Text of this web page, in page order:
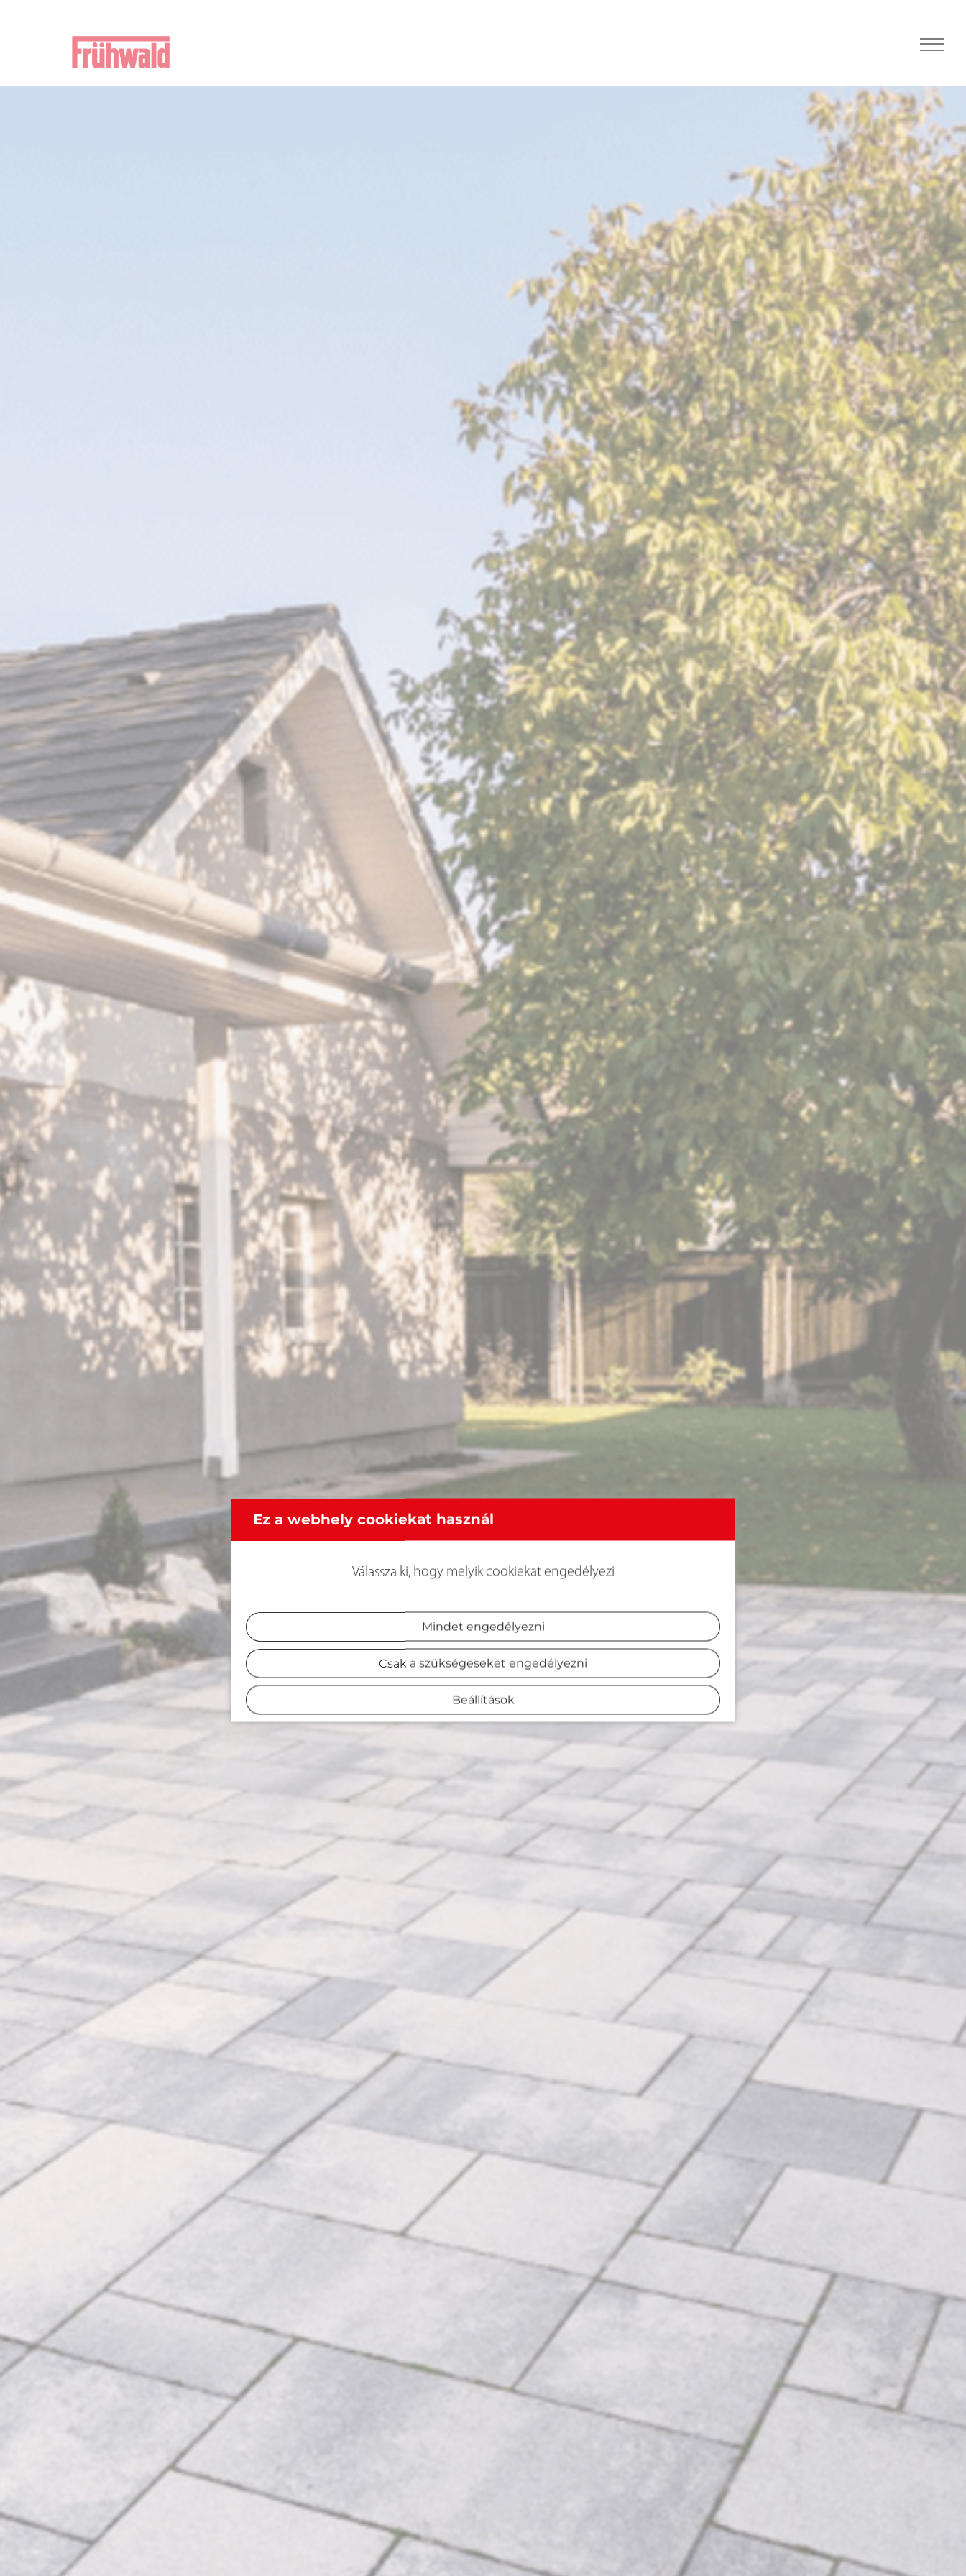
Ez a webhely cookiekat használ
Válassza ki, hogy melyik cookiekat engedélyezi
Mindet engedélyezni
Csak a szükségeseket engedélyezni
Beállítások